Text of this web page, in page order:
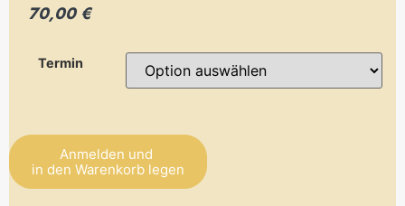
70,00 €
Termin
Anmelden und
in den Warenkorb legen